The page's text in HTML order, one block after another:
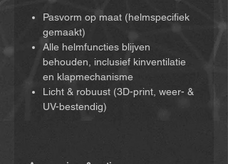
Pasvorm op maat (helmspecifiek
gemaakt)
Alle helmfuncties blijven
behouden, inclusief kinventilatie
en klapmechanisme
Licht & robuust (3D-print, weer- &
UV-bestendig)